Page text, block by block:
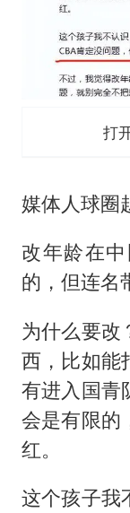
打
媒体人球圈
改年龄在
的，但连名
为什么要改
西，比如能
有进入国青
会是有限的
红。
这个孩子我